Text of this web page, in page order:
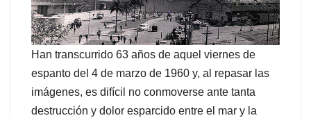
Han transcurrido 63 años de aquel viernes de
espanto del 4 de marzo de 1960 y, al repasar las
imágenes, es difícil no conmoverse ante tanta
destrucción y dolor esparcido entre el mar y la